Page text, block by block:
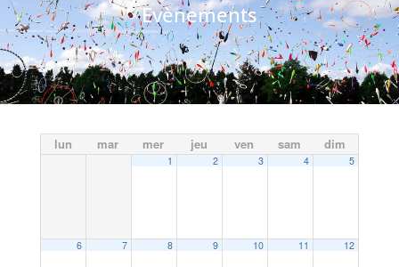
Evènements
lun mar mer jeu ven sam dim
1 2 3 4 5
6 7 8 9 10 11 12